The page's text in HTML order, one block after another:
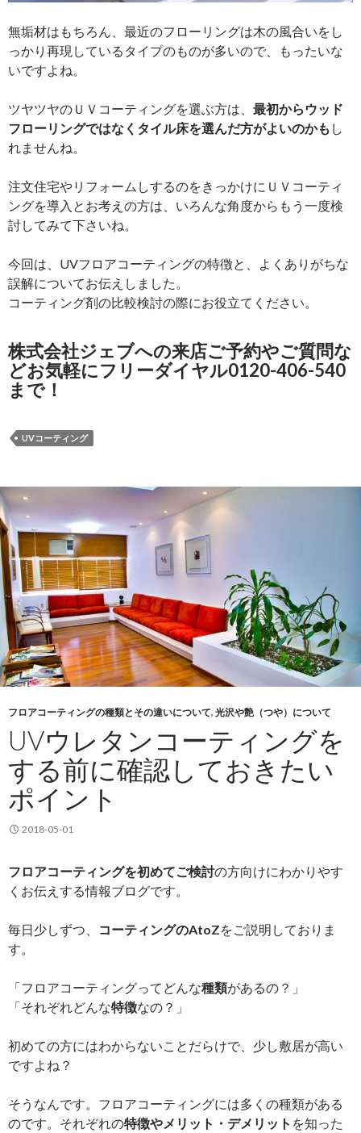
無垢材はもちろん、最近のフローリングは木の風合いをし
っかり再現しているタイプのものが多いので、もったいな
いですよね。
ツヤツヤのＵＶコーティングを選ぶ方は、 最初からウッド
フローリングではなくタイル床を選んだ方がよいのかも し
れませんね。
注文住宅やリフォームしするのをきっかけにＵＶコーティ
ングを導入とお考えの方は、いろんな角度からもう一度検
討してみて下さいね。
今回は、UVフロアコーティングの特徴と、よくありがちな
誤解についてお伝えしました。
コーティング剤の比較検討の際にお役立てください。
株式会社ジェブへの来店ご予約やご質問な
どお気軽にフリーダイヤル0120-406-540
まで！
UVコーティング
フロアコーティングの種類とその違いについて, 光沢や艶（つや）について
UVウレタンコーティングを
する前に確認しておきたい
ポイント
2018-05-01
フロアコーティングを初めてご検討の方向けにわかりやす
くお伝えする情報ブログです。
毎日少しずつ、 コーティングのAtoZをご説明しておりま
す。
「フロアコーティングってどんな種類があるの？」
「それぞれどんな特徴なの？」
初めての方にはわからないことだらけで、少し敷居が高い
ですよね？
そうなんです。フロアコーティングには多くの種類がある
のです。それぞれの特徴やメリット・デメリット を知った